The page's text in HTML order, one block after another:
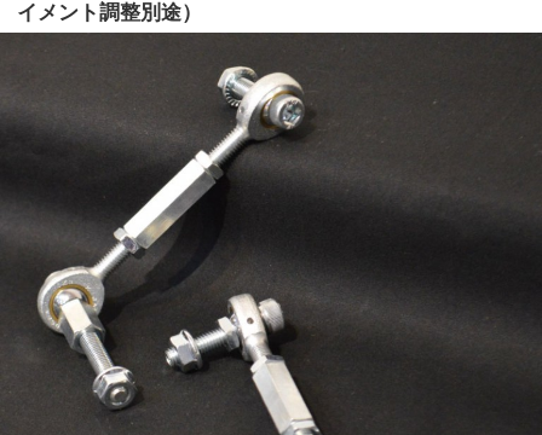
イメント調整別途）